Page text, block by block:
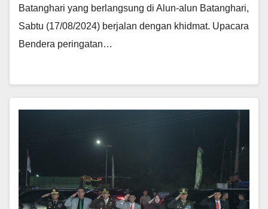
Batanghari yang berlangsung di Alun-alun Batanghari,
Sabtu (17/08/2024) berjalan dengan khidmat. Upacara
Bendera peringatan…